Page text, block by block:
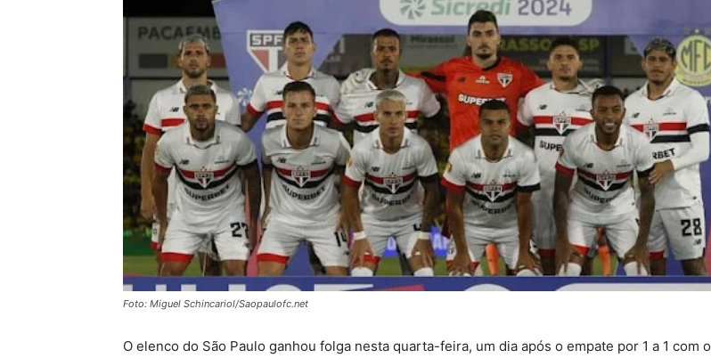
Foto: Miguel Schincariol/Saopaulofc.net
O elenco do São Paulo ganhou folga nesta quarta-feira, um dia após o empate por 1 a 1 com o